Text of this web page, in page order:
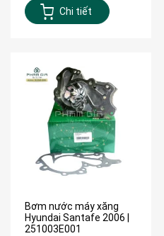
Chi tiết
Bơm nước máy xăng
Hyundai Santafe 2006 |
251003E001